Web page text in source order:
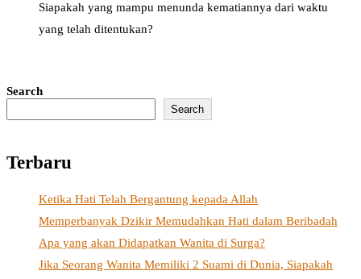
Siapakah yang mampu menunda kematiannya dari waktu
yang telah ditentukan?
Search
Search
Terbaru
Ketika Hati Telah Bergantung kepada Allah
Memperbanyak Dzikir Memudahkan Hati dalam Beribadah
Apa yang akan Didapatkan Wanita di Surga?
Jika Seorang Wanita Memiliki 2 Suami di Dunia, Siapakah